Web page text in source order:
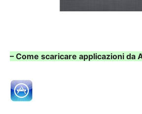
– Come scaricare applicazioni da